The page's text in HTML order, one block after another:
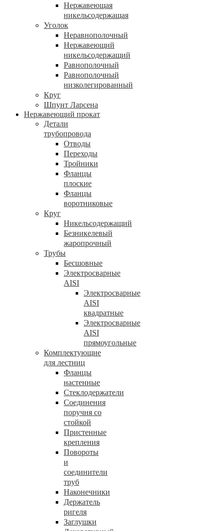
Нержавеющая
никельсодержащая
Уголок
Неравнополочный
Нержавеющий
никельсодержащий
Равнополочный
Равнополочный
низколегированный
Круг
Шпунт Ларсена
Нержавеющий прокат
Детали
трубопровода
Отводы
Переходы
Тройники
Фланцы
плоские
Фланцы
воротниковые
Круг
Никельсодержащий
Безникелевый
жаропрочный
Трубы
Бесшовные
Электросварные
AISI
Электросварные
AISI
квадратные
Электросварные
AISI
прямоугольные
Комплектующие
для лестниц
Фланцы
настенные
Стеклодержатели
Соединения
поручня со
стойкой
Пристенные
крепления
Повороты
и
соединители
труб
Наконечники
Держатель
ригеля
Заглушки